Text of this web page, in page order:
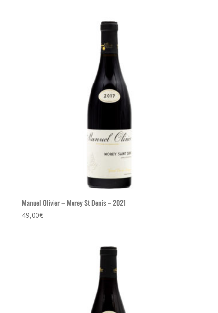
Manuel Olivier – Morey St Denis – 2021
49,00€